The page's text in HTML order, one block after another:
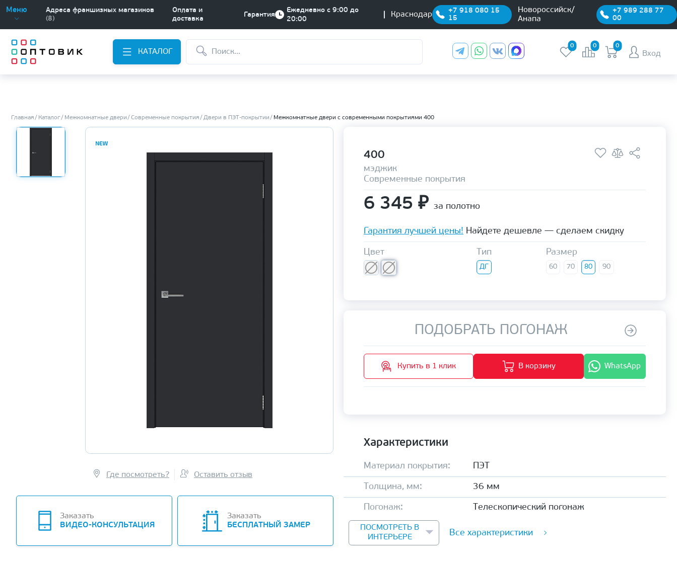
Меню
Адреса франшизных магазинов
(8)
Оплата и
доставка
Гарантия
Ежедневно с 9:00 до
20:00
Краснодар
+7 918 080 15
15
Новороссийск/
Анапа
+7 989 288 77
00
КАТАЛОГ
0 0 0
Вход
Главная Каталог Межкомнатные двери Современные покрытия Двери в ПЭТ-покрытии Межкомнатные двери с современными покрытиями 400
Где посмотреть? Оставить отзыв
Заказать
ВИДЕО-КОНСУЛЬТАЦИЯ
Заказать
БЕСПЛАТНЫЙ ЗАМЕР
400
мэджик
Современные покрытия
6 345 ₽ за полотно
Гарантия лучшей цены! Найдете дешевле — сделаем скидку
Цвет Тип
ДГ
Размер
60 70 80 90
ПОДОБРАТЬ ПОГОНАЖ
Купить в 1 клик В корзину WhatsApp
Характеристики
Материал покрытия: ПЭТ
Толщина, мм: 36 мм
Погонаж: Телескопический погонаж
ПОСМОТРЕТЬ В
ИНТЕРЬЕРЕ
Все характеристики